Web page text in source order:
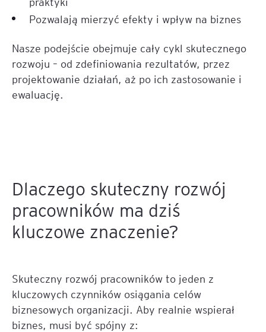
Pozwalają mierzyć efekty i wpływ na biznes
Nasze podejście obejmuje cały cykl skutecznego
rozwoju – od zdefiniowania rezultatów, przez
projektowanie działań, aż po ich zastosowanie i
ewaluację.
Dlaczego skuteczny rozwój
pracowników ma dziś
kluczowe znaczenie?
Skuteczny rozwój pracowników to jeden z
kluczowych czynników osiągania celów
biznesowych organizacji. Aby realnie wspierał
biznes, musi być spójny z: